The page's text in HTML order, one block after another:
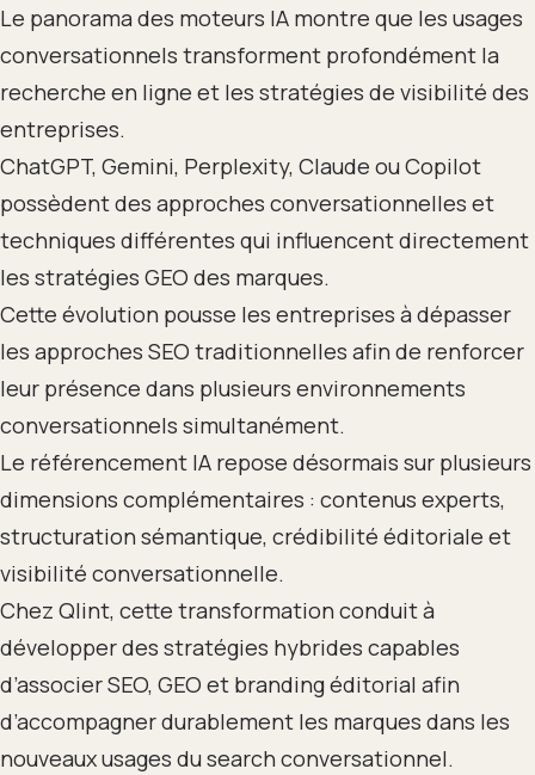
Le panorama des moteurs IA montre que les usages
conversationnels transforment profondément la
recherche en ligne et les stratégies de visibilité des
entreprises.
ChatGPT, Gemini, Perplexity, Claude ou Copilot
possèdent des approches conversationnelles et
techniques différentes qui influencent directement
les stratégies GEO des marques.
Cette évolution pousse les entreprises à dépasser
les approches SEO traditionnelles afin de renforcer
leur présence dans plusieurs environnements
conversationnels simultanément.
Le référencement IA repose désormais sur plusieurs
dimensions complémentaires : contenus experts,
structuration sémantique, crédibilité éditoriale et
visibilité conversationnelle.
Chez Qlint, cette transformation conduit à
développer des stratégies hybrides capables
d’associer SEO, GEO et branding éditorial afin
d’accompagner durablement les marques dans les
nouveaux usages du search conversationnel.